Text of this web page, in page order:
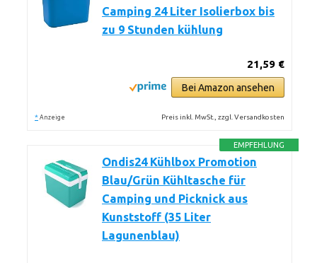
Camping 24 Liter Isolierbox bis
zu 9 Stunden kühlung
21,59 €
Bei Amazon ansehen
* Anzeige Preis inkl. MwSt., zzgl. Versandkosten
EMPFEHLUNG
Ondis24 Kühlbox Promotion
Blau/Grün Kühltasche für
Camping und Picknick aus
Kunststoff (35 Liter
Lagunenblau)